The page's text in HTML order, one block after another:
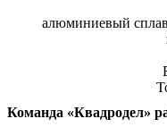
алюминиевый
Команда «Квадродел»